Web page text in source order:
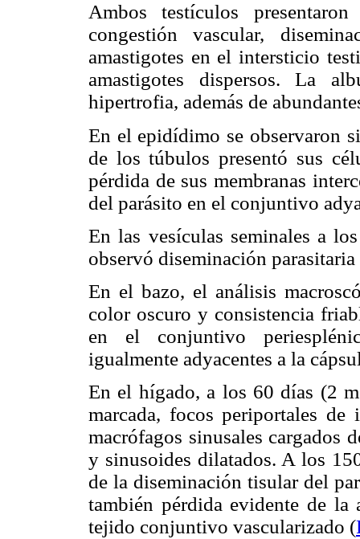
Ambos testículos
congestión vascular,
amastigotes en el intersticio
amastigotes dispersos. La
hipertrofia, además de
En el epidídimo se observaron
de los túbulos presentó sus
pérdida de sus membranas
del parásito en el conjuntivo
En las vesículas seminales a
observó diseminación
En el bazo, el análisis
color oscuro y consistencia
en el conjuntivo
igualmente adyacentes a la
En el hígado, a los 60 días (2
marcada, focos periportales
macrófagos sinusales cargados
y sinusoides dilatados. A los
de la diseminación tisular del
también pérdida evidente de
tejido conjuntivo vascularizado (